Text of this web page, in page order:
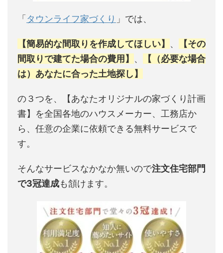
「タウンライフ家づくり 」では、
【簡易的な間取りを作成してほしい】 、
【その
間取りで建てた場合の費用】 、
【（必要な場合
は）あなたに合った土地探し】
の３つを、【あなたオリジナルの家づくり計画
書】を全国各地のハウスメーカー、工務店か
ら、任意の企業に依頼できる無料サービスで
す。
そんなサービスなかなか無いので注文住宅部門
で3冠達成も頷けます。